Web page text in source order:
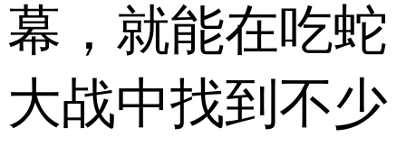
幕，就能在吃蛇
大战中找到不少